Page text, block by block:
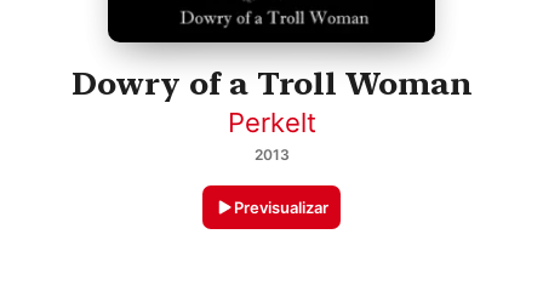
Dowry of a Troll Woman
Perkelt
2013
Previsualizar